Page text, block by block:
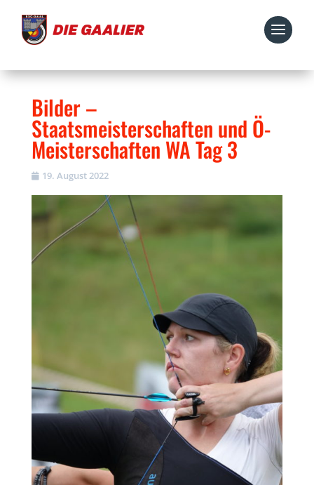
Bilder –
Staatsmeisterschaften und Ö-
Meisterschaften WA Tag 3
19. August 2022